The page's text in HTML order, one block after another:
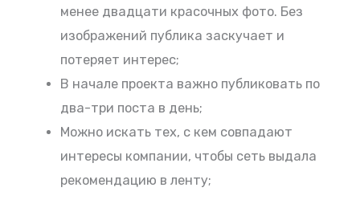
менее двадцати красочных фото. Без
изображений публика заскучает и
потеряет интерес;
В начале проекта важно публиковать по
два-три поста в день;
Можно искать тех, с кем совпадают
интересы компании, чтобы сеть выдала
рекомендацию в ленту;